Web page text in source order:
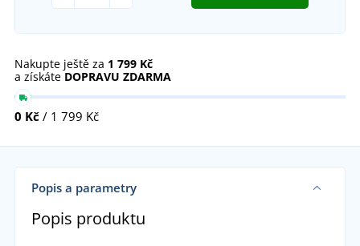
Nakupte ještě za 1 799 Kč
a získáte DOPRAVU ZDARMA
0 Kč / 1 799 Kč
Popis a parametry
Popis produktu